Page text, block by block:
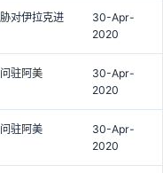
对伊拉克进
30-Apr-
2020
驻阿美
30-Apr-
2020
驻阿美
30-Apr-
2020